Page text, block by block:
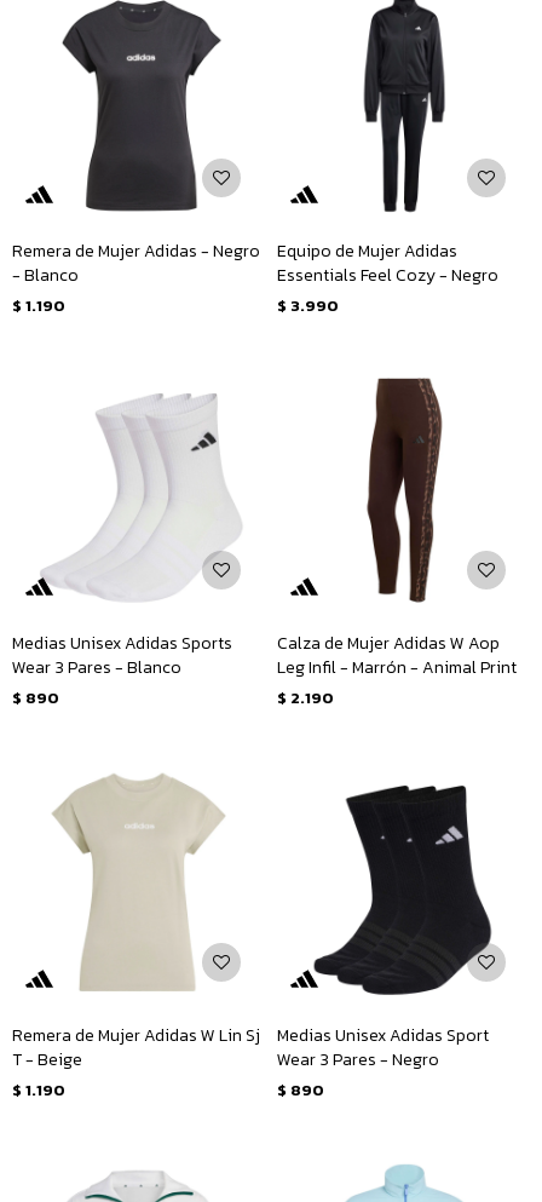
Remera de Mujer Adidas - Negro
- Blanco
$ 1.190
Equipo de Mujer Adidas
Essentials Feel Cozy - Negro
$ 3.990
Medias Unisex Adidas Sports
Wear 3 Pares - Blanco
$ 890
Calza de Mujer Adidas W Aop
Leg Infil - Marrón - Animal Print
$ 2.190
Remera de Mujer Adidas W Lin Sj
T - Beige
$ 1.190
Medias Unisex Adidas Sport
Wear 3 Pares - Negro
$ 890